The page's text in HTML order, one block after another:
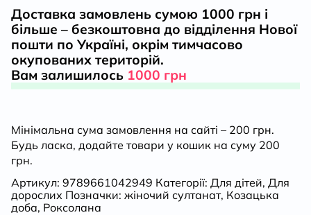
реалії
кількість
Доставка замовлень сумою 1000 грн і
більше – безкоштовна до відділення Нової
пошти по Україні, окрім тимчасово
окупованих територій.
Вам залишилось 1000 грн
Мінімальна сума замовлення на сайті – 200 грн.
Будь ласка, додайте товари у кошик на суму 200
грн.
Артикул: 9789661042949 Категорії: Для дітей, Для
дорослих Позначки: жіночий султанат, Козацька
доба, Роксолана